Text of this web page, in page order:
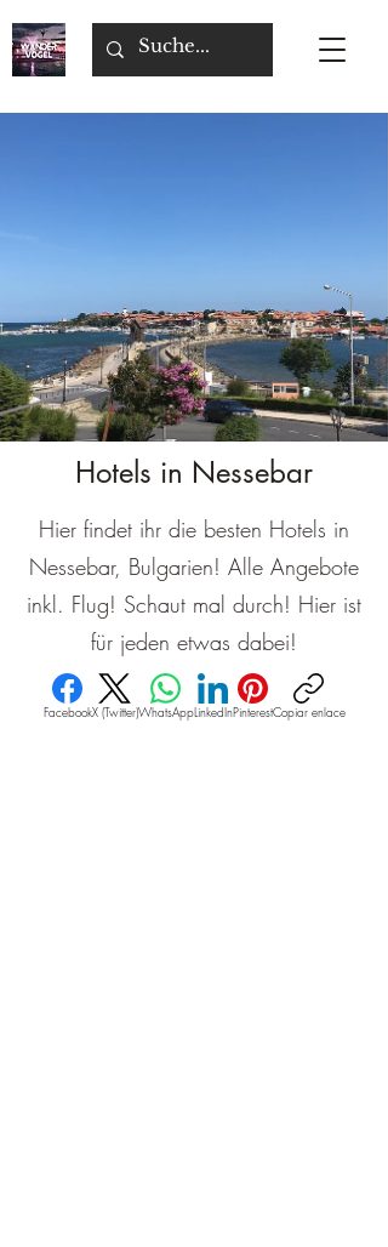
Hotels in Nessebar
Hier findet ihr die besten Hotels in
Nessebar, Bulgarien! Alle Angebote
inkl. Flug! Schaut mal durch! Hier ist
für jeden etwas dabei!
FacebookX (Twitter)WhatsAppLinkedInPinterestCopiar enlace